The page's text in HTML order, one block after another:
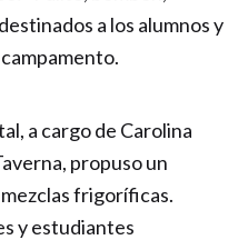
a los alumnos y
a cargo de Carolina
propuso un
frigoríficas.
y estudiantes